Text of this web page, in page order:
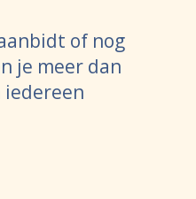
of nog
je meer dan
iedereen